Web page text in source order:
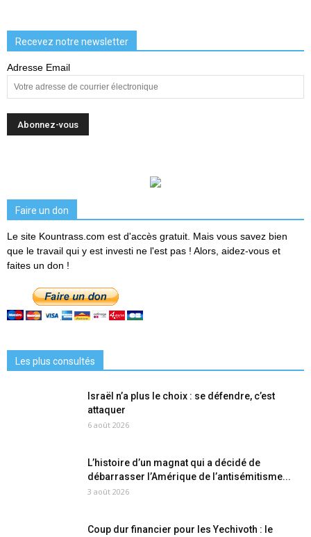
Recevez notre newsletter
Adresse Email
Faire un don
Le site Kountrass.com est d'accès gratuit. Mais vous savez bien
que le travail qui y est investi ne l'est pas ! Alors, aidez-vous et
faites un don !
Les plus consultés
Israël n’a plus le choix : se défendre, c’est
attaquer
6 août 2026
L’histoire d’un magnat qui a décidé de
débarrasser l’Amérique de l’antisémitisme...
3 août 2026
Coup dur financier pour les Yechivoth : le